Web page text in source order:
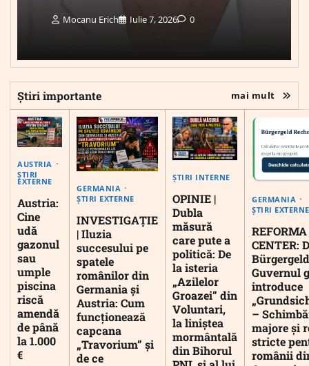
Mocanu Erich Iulie 7, 2026 0
Știri importante mai mult
AUSTRIA
ȘTIRI
EXTERNE
Austria:
Cine
udă
gazonul
sau
umple
piscina
riscă
amendă
de până
la 1.000
€
GERMANIA
ȘTIRI EXTERNE
INVESTIGAȚIE
| Iluzia
succesului pe
spatele
românilor din
Germania și
Austria: Cum
funcționează
capcana
„Travorium” și
de ce
ȘTIRI INTERNE
OPINIE |
Dubla
măsură
care pute a
politică: De
la isteria
„Azilelor
Groazei” din
Voluntari,
la liniștea
mormântală
din Bihorul
GERMANIA
ȘTIRI EXTERNE
CENTER:
Guvernul
introduce
–
majore și
stricte
românii